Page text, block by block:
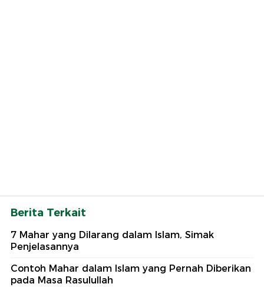
Berita Terkait
7 Mahar yang Dilarang dalam Islam, Simak
Penjelasannya
Contoh Mahar dalam Islam yang Pernah Diberikan
pada Masa Rasulullah